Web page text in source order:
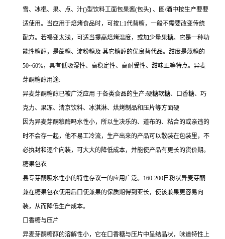
雪、冰棍、果、点、汁()型饮料工面包果酱(包头) 、图/酒中按生产要要
适使用。当应用于焙烤食品时，可按1:1代替糖，一般不需要改变传统
配方。若褐变太浅，可适当提高焙烤温度，或加少量果糖。它是一种功
能性糖醇，是蔗糖、淀粉糖及 其它糖醇的优良替代品。甜度是蔑糖的
50~60%，具有低吸湿性、高稳定性、高耐受性、甜味正等特点。异麦
芽酮糖醇用途:
异麦芽酮糖醇已被广泛应用 于各类食品的生产:硬糖软糖、口香糖、巧
克力、果冻、清京饮料、冰淇淋、烘烤制品和压片等方面硬
因为异麦芽酮粮酶吗水性小，所以生决乐的、道布的、粘合的或亲违的
时不会存一起，他不易工冷流，生产出来的产品可以散装在包装里，不
必执封和逐个向装，可大大的降低成本，并能使产品有更长的货价期。
糖果包衣
县专芽酮吸水性小的特性存议一的应用广泛。160-200日粉状异麦芽酮
兼在糖果包衣使用后口使兼果的保质期得到亚长，使该兼果更容易向
装，从而降低生产成本。
口香糖与压片
异麦芽酮糖醇的溶解性小，它在口香糖与压片中呈结晶状，味道特性上